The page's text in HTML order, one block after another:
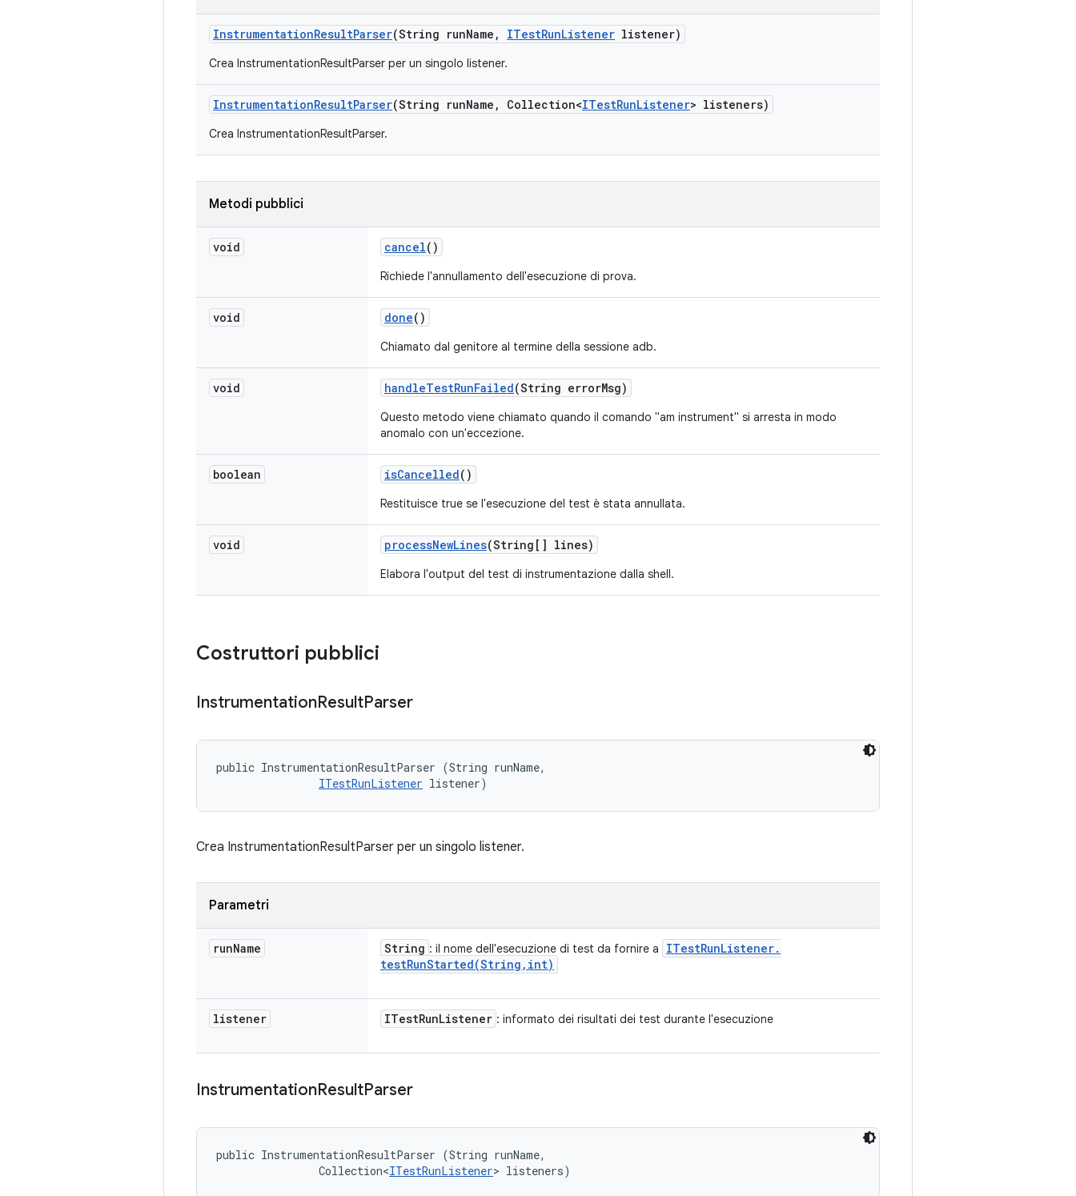
InstrumentationResultParser(String runName , ITestRunListener listener)
Crea InstrumentationResultParser per un singolo listener.
InstrumentationResultParser(String runName , Collection<ITestRunListener> listeners)
Crea InstrumentationResultParser.
Metodi pubblici
void cancel()
Richiede l'annullamento dell'esecuzione di prova.
void done()
Chiamato dal genitore al termine della sessione adb.
void handleTestRunFailed(String errorMsg)
Questo metodo viene chiamato quando il comando "am instrument" si arresta in modo
anomalo con un'eccezione.
boolean isCancelled()
Restituisce true se l'esecuzione del test è stata annullata.
void processNewLines(String[] lines)
Elabora l'output del test di instrumentazione dalla shell.
Costruttori pubblici
InstrumentationResultParser
public InstrumentationResultParser (String runName,
ITestRunListener listener)
Crea InstrumentationResultParser per un singolo listener.
Parametri
runName String : il nome dell'esecuzione di test da fornire a ITestRunListener.
testRunStarted(String , int)
listener ITestRunListener : informato dei risultati dei test durante l'esecuzione
InstrumentationResultParser
public InstrumentationResultParser (String runName,
                Collection<
ITestRunListener> listeners)